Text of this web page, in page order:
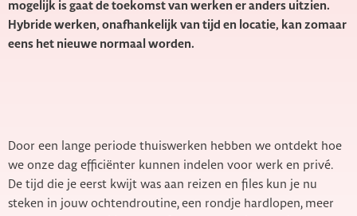
mogelijk is gaat de toekomst van werken er anders uitzien.
Hybride werken, onafhankelijk van tijd en locatie, kan zomaar
eens het nieuwe normaal worden.
Door een lange periode thuiswerken hebben we ontdekt hoe
we onze dag efficiënter kunnen indelen voor werk en privé.
De tijd die je eerst kwijt was aan reizen en files kun je nu
steken in jouw ochtendroutine, een rondje hardlopen, meer